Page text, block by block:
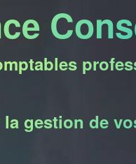
gestion de